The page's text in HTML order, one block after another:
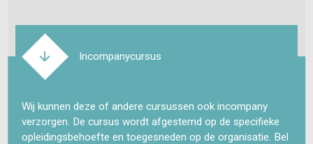
Incompanycursus
Wij kunnen deze of andere cursussen ook incompany
verzorgen. De cursus wordt afgestemd op de specifieke
opleidingsbehoefte en toegesneden op de organisatie. Bel